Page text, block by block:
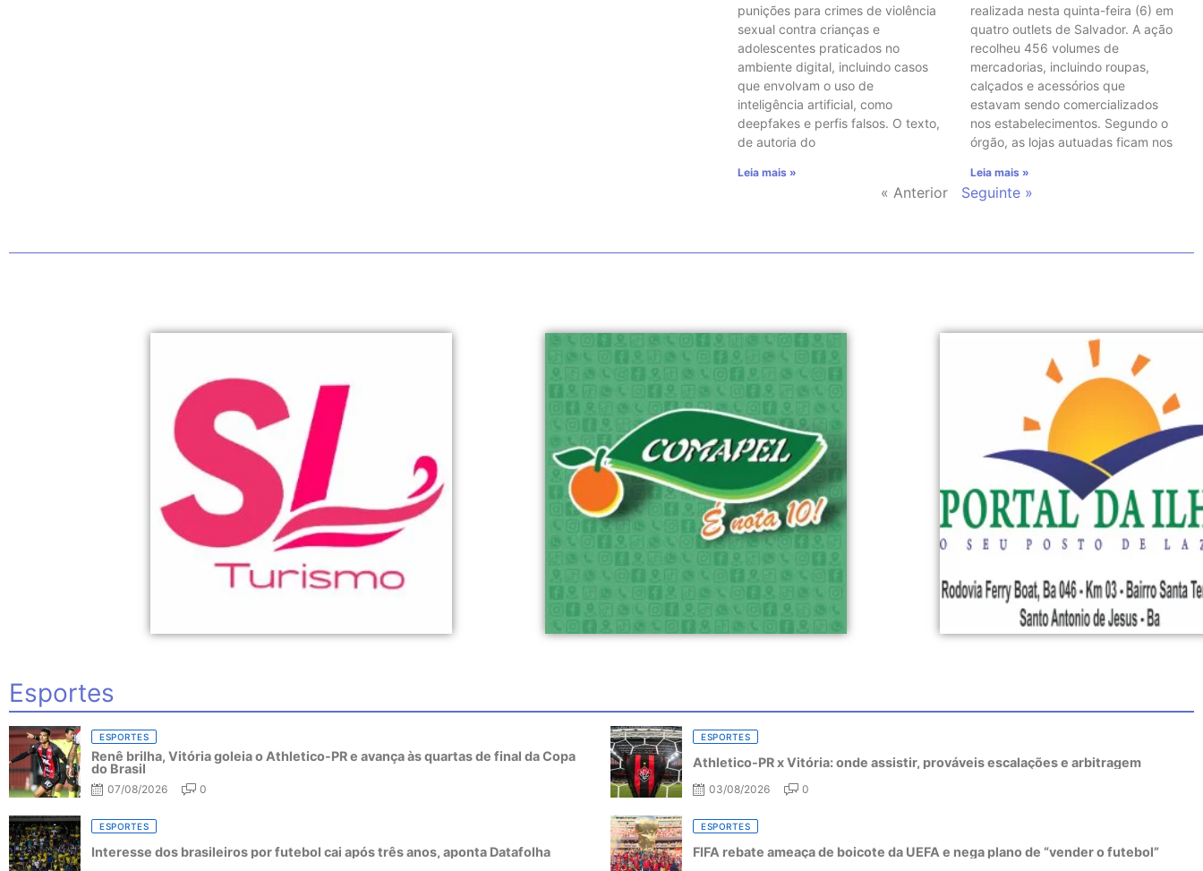
punições para crimes de violência
sexual contra crianças e
adolescentes praticados no
ambiente digital, incluindo casos
que envolvam o uso de
inteligência artificial, como
deepfakes e perfis falsos. O texto,
de autoria do
Leia mais »
realizada nesta quinta-feira (6) em
quatro outlets de Salvador. A ação
recolheu 456 volumes de
mercadorias, incluindo roupas,
calçados e acessórios que
estavam sendo comercializados
nos estabelecimentos. Segundo o
órgão, as lojas autuadas ficam nos
Leia mais »
« Anterior Seguinte »
Esportes
ESPORTES
Renê brilha, Vitória goleia o Athletico-PR e avança às quartas de final da Copa
do Brasil
07/08/2026 0
ESPORTES
Athletico-PR x Vitória: onde assistir, prováveis escalações e arbitragem
03/08/2026 0
ESPORTES
Interesse dos brasileiros por futebol cai após três anos, aponta Datafolha
ESPORTES
FIFA rebate ameaça de boicote da UEFA e nega plano de “vender o futebol”